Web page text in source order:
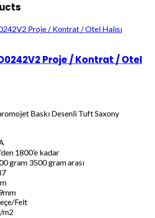
Proje / Kontrat / Otel
Baskı Desenli Tuft Saxony
1800’e kadar
gram 3500 gram arası
Felt
m2